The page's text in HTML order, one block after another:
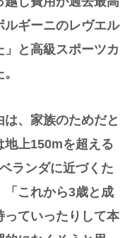
ギーニのレヴエル
」と高級スポーツカ
、家族のためだと
地上150mを超える
ランダに近づくた
「これから3歳と成
ていったりして本